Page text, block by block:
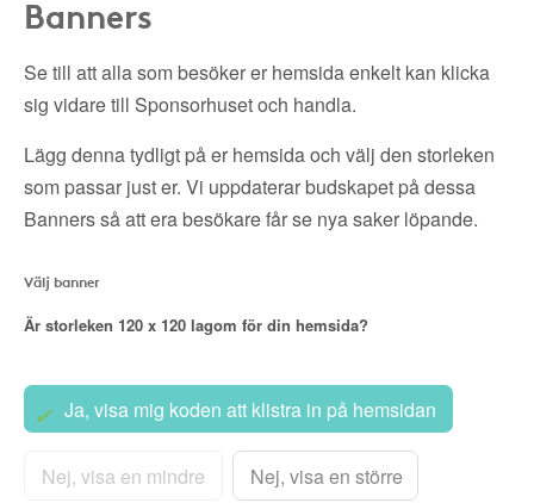
Banners
Se till att alla som besöker er hemsida enkelt kan klicka
sig vidare till Sponsorhuset och handla.
Lägg denna tydligt på er hemsida och välj den storleken
som passar just er. Vi uppdaterar budskapet på dessa
Banners så att era besökare får se nya saker löpande.
Välj banner
Är storleken 120 x 120 lagom för din hemsida?
Ja, visa mig koden att klistra in på hemsidan
Nej, visa en mindre Nej, visa en större